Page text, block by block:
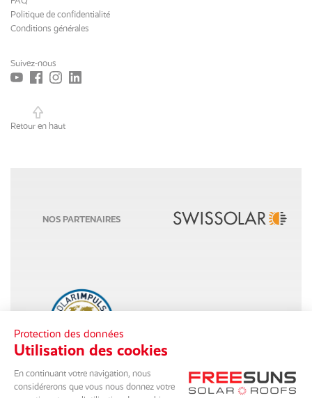
Politique de confidentialité
Conditions générales
Suivez-nous
Retour en haut
NOS PARTENAIRES